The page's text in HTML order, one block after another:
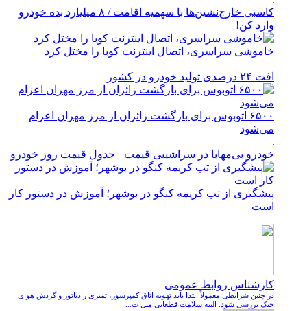
کاسبی خارج‌نشین‌ها با سهمیه اقامت / ۸ میلیارد بده خودرو
وارد کن!
خاموشی سراسری، اتصال اینترنت کوبا را مختل کرد
افت ۲۴ درصدی تولید خودرو در کشور
۶۵۰۰ اتوبوس برای بازگشت زائران از مرز مهران اعزام
می‌شود
خودرو بی‌مهابا در سراشیبی قیمت+ جدول قیمت روز خودرو
پیشگیری از تب کریمه کنگو در بوشهر؛ آموزش در دستور کار
است
کارشناس روابط عمومی
در چنین شرایطی معمولاً ابتدا باید تهویه اتاق کمپرسور، تمیزی رادیاتور و گردش هوای
خنک بررسی شود. البته سلامت قطعاتی مثل ت...